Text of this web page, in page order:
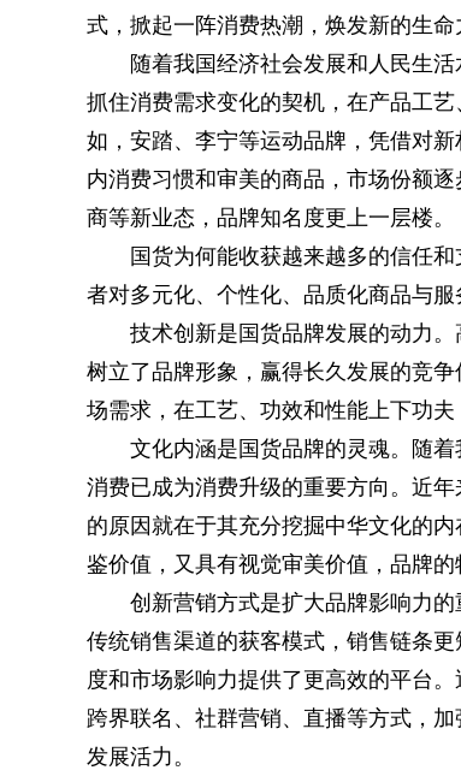
式，掀起一阵消费热潮，焕发新的生命
随着我国经济社会发展和人民生
抓住消费需求变化的契机，在产品工
如，安踏、李宁等运动品牌，凭借对
内消费习惯和审美的商品，市场份额
商等新业态，品牌知名度更上一层楼。
国货为何能收获越来越多的信任
者对多元化、个性化、品质化商品与服
技术创新是国货品牌发展的动力
树立了品牌形象，赢得长久发展的竞
场需求，在工艺、功效和性能上下功
文化内涵是国货品牌的灵魂。随
消费已成为消费升级的重要方向。近
的原因就在于其充分挖掘中华文化的
鉴价值，又具有视觉审美价值，品牌
创新营销方式是扩大品牌影响力
传统销售渠道的获客模式，销售链条
度和市场影响力提供了更高效的平台
跨界联名、社群营销、直播等方式，
发展活力。